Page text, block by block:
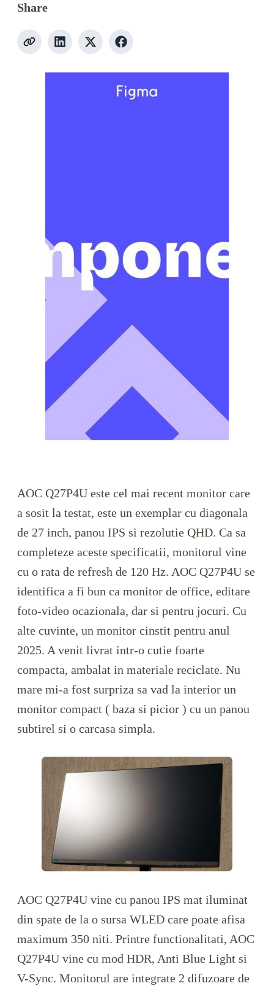
Share
AOC Q27P4U este cel mai recent monitor care
a sosit la testat, este un exemplar cu diagonala
de 27 inch, panou IPS si rezolutie QHD. Ca sa
completeze aceste specificatii, monitorul vine
cu o rata de refresh de 120 Hz. AOC Q27P4U se
identifica a fi bun ca monitor de office, editare
foto-video ocazionala, dar si pentru jocuri. Cu
alte cuvinte, un monitor cinstit pentru anul
2025. A venit livrat intr-o cutie foarte
compacta, ambalat in materiale reciclate. Nu
mare mi-a fost surpriza sa vad la interior un
monitor compact ( baza si picior ) cu un panou
subtirel si o carcasa simpla.
AOC Q27P4U vine cu panou IPS mat iluminat
din spate de la o sursa WLED care poate afisa
maximum 350 niti. Printre functionalitati, AOC
Q27P4U vine cu mod HDR, Anti Blue Light si
V-Sync. Monitorul are integrate 2 difuzoare de